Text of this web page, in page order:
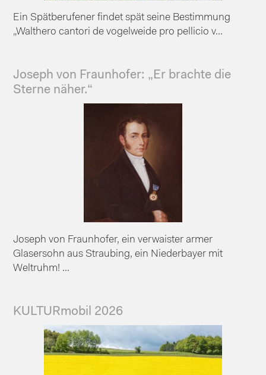
Ein Spätberufener findet spät seine Bestimmung
„Walthero cantori de vogelweide pro pellicio v...
Joseph von Fraunhofer: „Er brachte die
Sterne näher.“
Joseph von Fraunhofer, ein verwaister armer
Glasersohn aus Straubing, ein Niederbayer mit
Weltruhm! ...
KULTURmobil 2026